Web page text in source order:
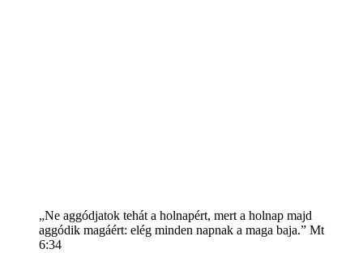
„Ne aggódjatok tehát a holnapért, mert a holnap majd
aggódik magáért: elég minden napnak a maga baja.” Mt
6:34